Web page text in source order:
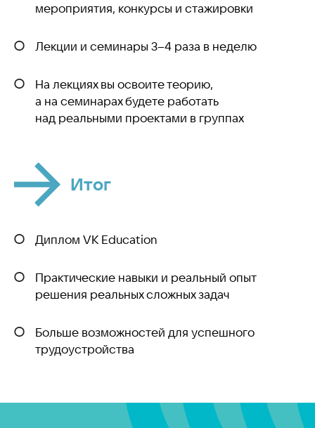
мероприятия, конкурсы и стажировки
Лекции и семинары 3–4 раза в неделю
На лекциях вы освоите теорию,
а на семинарах будете работать
над реальными проектами в группах
Итог
Диплом VK Education
Практические навыки и реальный опыт
решения реальных сложных задач
Больше возможностей для успешного
трудоустройства